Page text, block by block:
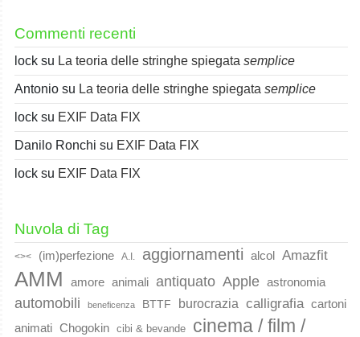
Commenti recenti
lock su La teoria delle stringhe spiegata semplice
Antonio su La teoria delle stringhe spiegata semplice
lock su EXIF Data FIX
Danilo Ronchi su EXIF Data FIX
lock su EXIF Data FIX
Nuvola di Tag
<>< (im)perfezione A.I. aggiornamenti alcol Amazfit
AMM amore animali antiquato Apple astronomia
automobili beneficenza BTTF burocrazia calligrafia cartoni
animati Chogokin cibi & bevande
cinema / film /